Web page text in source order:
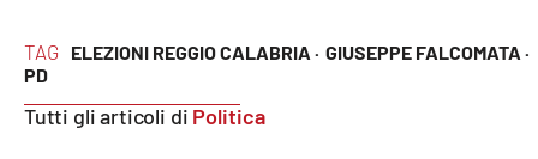
TAG ELEZIONI REGGIO CALABRIA · GIUSEPPE FALCOMATA ·
PD
Tutti gli articoli di Politica